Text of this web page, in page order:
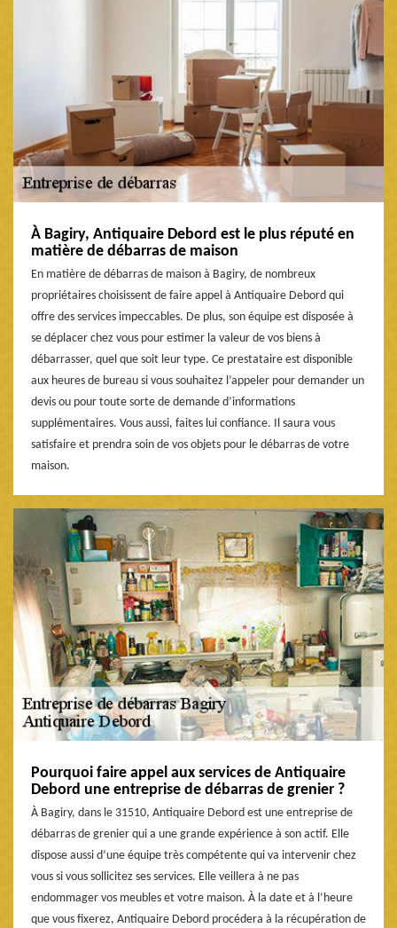
À Bagiry, Antiquaire Debord est le plus réputé en
matière de débarras de maison
En matière de débarras de maison à Bagiry, de nombreux
propriétaires choisissent de faire appel à Antiquaire Debord qui
offre des services impeccables. De plus, son équipe est disposée à
se déplacer chez vous pour estimer la valeur de vos biens à
débarrasser, quel que soit leur type. Ce prestataire est disponible
aux heures de bureau si vous souhaitez l’appeler pour demander un
devis ou pour toute sorte de demande d’informations
supplémentaires. Vous aussi, faites lui confiance. Il saura vous
satisfaire et prendra soin de vos objets pour le débarras de votre
maison.
Pourquoi faire appel aux services de Antiquaire
Debord une entreprise de débarras de grenier ?
À Bagiry, dans le 31510, Antiquaire Debord est une entreprise de
débarras de grenier qui a une grande expérience à son actif. Elle
dispose aussi d’une équipe très compétente qui va intervenir chez
vous si vous sollicitez ses services. Elle veillera à ne pas
endommager vos meubles et votre maison. À la date et à l’heure
que vous fixerez, Antiquaire Debord procédera à la récupération de